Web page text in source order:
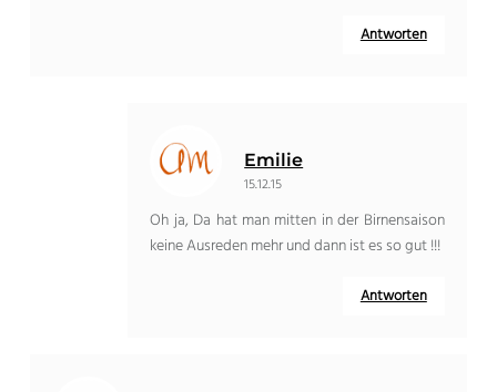
Antworten
Emilie
15.12.15
Oh ja, Da hat man mitten in der Birnensaison
keine Ausreden mehr und dann ist es so gut !!!
Antworten